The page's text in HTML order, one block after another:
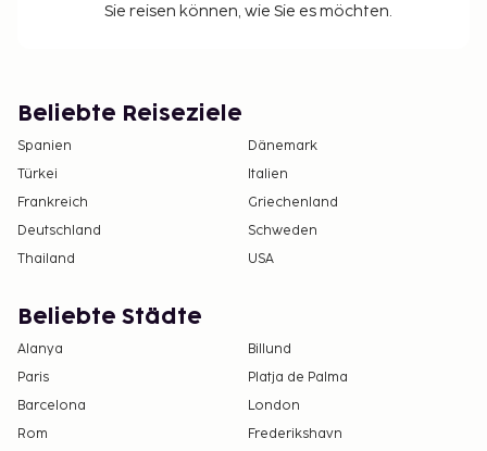
Sie reisen können, wie Sie es möchten.
Beliebte Reiseziele
Spanien
Dänemark
Türkei
Italien
Frankreich
Griechenland
Deutschland
Schweden
Thailand
USA
Beliebte Städte
Alanya
Billund
Paris
Platja de Palma
Barcelona
London
Rom
Frederikshavn